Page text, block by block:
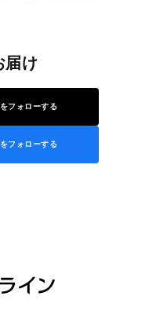
届け
フォローする
フォローする